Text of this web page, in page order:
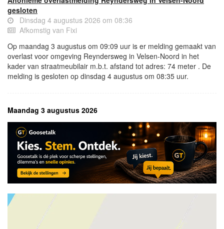
gesloten
Dinsdag 4 augustus 2026 om 08:36
Afkomstig van Fixi
Op maandag 3 augustus om 09:09 uur is er melding gemaakt van
overlast voor omgeving Reyndersweg in Velsen-Noord in het
kader van straatmeubilair m.b.t. afstand tot adres: 74 meter . De
melding is gesloten op dinsdag 4 augustus om 08:35 uur.
Maandag 3 augustus 2026